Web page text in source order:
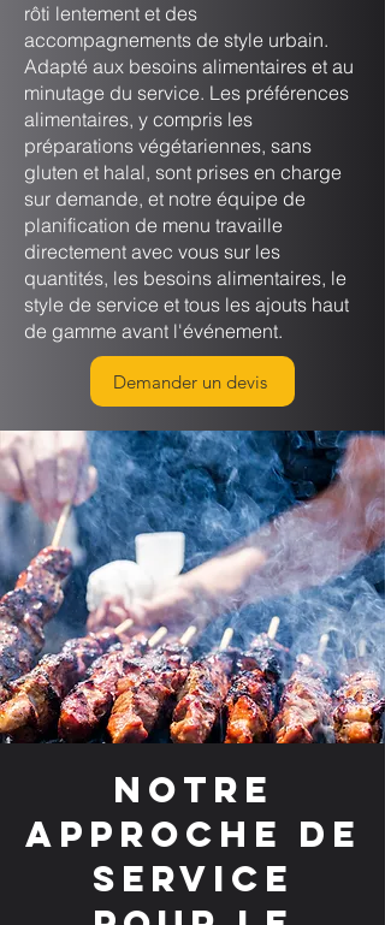
rôti lentement et des
accompagnements de style urbain.
Adapté aux besoins alimentaires et au
minutage du service. Les préférences
alimentaires, y compris les
préparations végétariennes, sans
gluten et halal, sont prises en charge
sur demande, et notre équipe de
planification de menu travaille
directement avec vous sur les
quantités, les besoins alimentaires, le
style de service et tous les ajouts haut
de gamme avant l'événement.
Demander un devis
Notre
approche de
service